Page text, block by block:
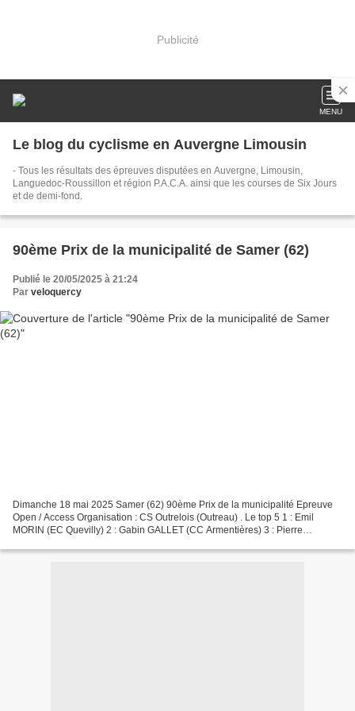
Publicité
MENU
Le blog du cyclisme en Auvergne Limousin
- Tous les résultats des épreuves disputées en Auvergne, Limousin,
Languedoc-Roussillon et région P.A.C.A. ainsi que les courses de Six Jours
et de demi-fond.
90ème Prix de la municipalité de Samer (62)
Publié le 20/05/2025 à 21:24
Par veloquercy
Dimanche 18 mai 2025 Samer (62) 90ème Prix de la municipalité Epreuve
Open / Access Organisation : CS Outrelois (Outreau) . Le top 5 1 : Emil
MORIN (EC Quevilly) 2 : Gabin GALLET (CC Armentières) 3 : Pierre